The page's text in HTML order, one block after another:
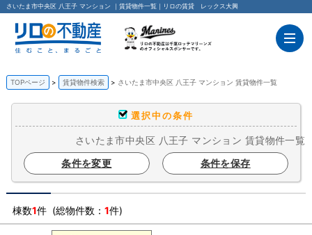
さいたま市中央区 八王子 マンション ｜賃貸物件一覧｜リロの賃貸 レックス大興
TOPページ 賃貸物件検索 さいたま市中央区 八王子 マンション 賃貸物件一覧
選択中の条件
さいたま市中央区 八王子 マンション 賃貸物件一覧
条件を変更
条件を保存
棟数1件 (総物件数： 1件)